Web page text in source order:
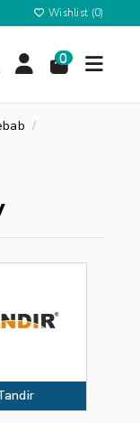
Wishlist (0)
0